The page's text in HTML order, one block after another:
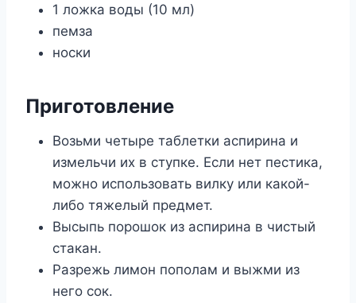
1 ложка воды (10 мл)
пемза
носки
Приготовление
Возьми четыре таблетки аспирина и
измельчи их в ступке. Если нет пестика,
можно использовать вилку или какой-
либо тяжелый предмет.
Высыпь порошок из аспирина в чистый
стакан.
Разрежь лимон пополам и выжми из
него сок.